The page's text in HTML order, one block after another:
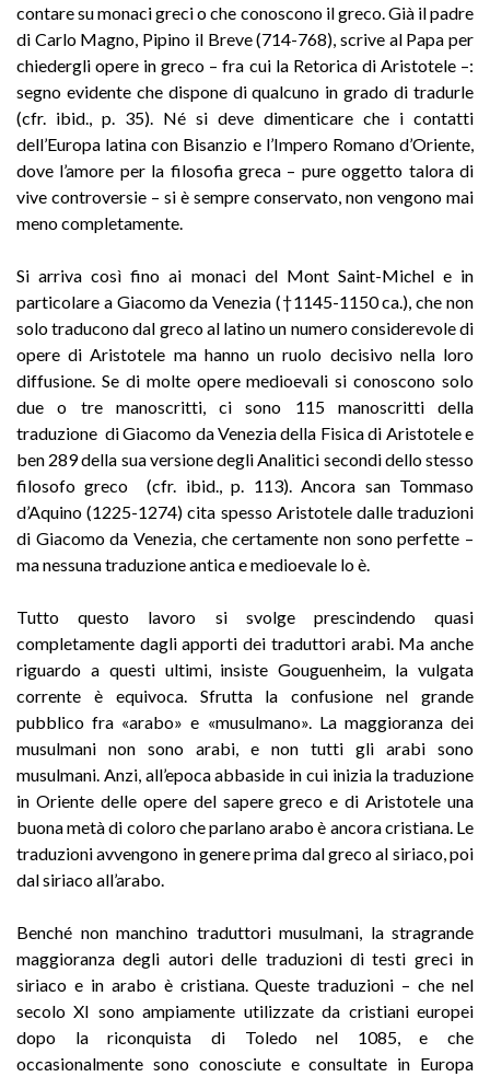
contare su monaci greci o che conoscono il greco. Già il padre
di Carlo Magno, Pipino il Breve (714-768), scrive al Papa per
chiedergli opere in greco – fra cui la Retorica di Aristotele –:
segno evidente che dispone di qualcuno in grado di tradurle
(cfr. ibid., p. 35). Né si deve dimenticare che i contatti
dell’Europa latina con Bisanzio e l’Impero Romano d’Oriente,
dove l’amore per la filosofia greca – pure oggetto talora di
vive controversie – si è sempre conservato, non vengono mai
meno completamente.
Si arriva così fino ai monaci del Mont Saint-Michel e in
particolare a Giacomo da Venezia (†1145-1150 ca.), che non
solo traducono dal greco al latino un numero considerevole di
opere di Aristotele ma hanno un ruolo decisivo nella loro
diffusione. Se di molte opere medioevali si conoscono solo
due o tre manoscritti, ci sono 115 manoscritti della
traduzione di Giacomo da Venezia della Fisica di Aristotele e
ben 289 della sua versione degli Analitici secondi dello stesso
filosofo greco (cfr. ibid., p. 113). Ancora san Tommaso
d’Aquino (1225-1274) cita spesso Aristotele dalle traduzioni
di Giacomo da Venezia, che certamente non sono perfette –
ma nessuna traduzione antica e medioevale lo è.
Tutto questo lavoro si svolge prescindendo quasi
completamente dagli apporti dei traduttori arabi. Ma anche
riguardo a questi ultimi, insiste Gouguenheim, la vulgata
corrente è equivoca. Sfrutta la confusione nel grande
pubblico fra «arabo» e «musulmano». La maggioranza dei
musulmani non sono arabi, e non tutti gli arabi sono
musulmani. Anzi, all’epoca abbaside in cui inizia la traduzione
in Oriente delle opere del sapere greco e di Aristotele una
buona metà di coloro che parlano arabo è ancora cristiana. Le
traduzioni avvengono in genere prima dal greco al siriaco, poi
dal siriaco all’arabo.
Benché non manchino traduttori musulmani, la stragrande
maggioranza degli autori delle traduzioni di testi greci in
siriaco e in arabo è cristiana. Queste traduzioni – che nel
secolo XI sono ampiamente utilizzate da cristiani europei
dopo la riconquista di Toledo nel 1085, e che
occasionalmente sono conosciute e consultate in Europa